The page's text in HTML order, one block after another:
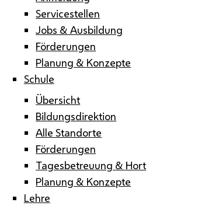
Servicestellen
Jobs & Ausbildung
Förderungen
Planung & Konzepte
Schule
Übersicht
Bildungsdirektion
Alle Standorte
Förderungen
Tagesbetreuung & Hort
Planung & Konzepte
Lehre